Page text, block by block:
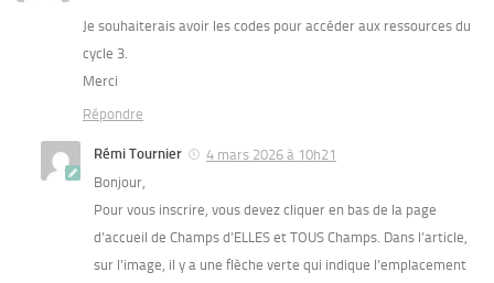
Je souhaiterais avoir les codes pour accéder aux ressources du
cycle 3.
Merci
Répondre
Rémi Tournier
4 mars 2026 à 10h21
Bonjour,
Pour vous inscrire, vous devez cliquer en bas de la page
d’accueil de Champs d’ELLES et TOUS Champs. Dans l’article,
sur l’image, il y a une flèche verte qui indique l’emplacement